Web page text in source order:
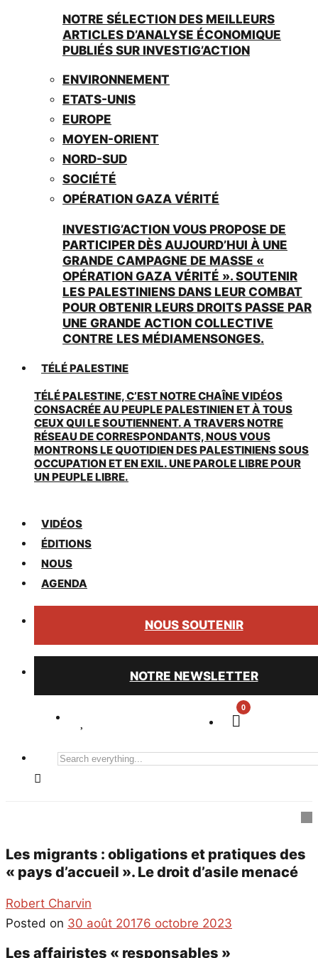
NOTRE SÉLECTION DES MEILLEURS
ARTICLES D’ANALYSE ÉCONOMIQUE
PUBLIÉS SUR INVESTIG’ACTION
ENVIRONNEMENT
ETATS-UNIS
EUROPE
MOYEN-ORIENT
NORD-SUD
SOCIÉTÉ
OPÉRATION GAZA VÉRITÉ
INVESTIG’ACTION VOUS PROPOSE DE
PARTICIPER DÈS AUJOURD’HUI À UNE
GRANDE CAMPAGNE DE MASSE «
OPÉRATION GAZA VÉRITÉ ». SOUTENIR
LES PALESTINIENS DANS LEUR COMBAT
POUR OBTENIR LEURS DROITS PASSE PAR
UNE GRANDE ACTION COLLECTIVE
CONTRE LES MÉDIAMENSONGES.
TÉLÉ PALESTINE
TÉLÉ PALESTINE, C’EST NOTRE CHAÎNE VIDÉOS
CONSACRÉE AU PEUPLE PALESTINIEN ET À TOUS
CEUX QUI LE SOUTIENNENT. A TRAVERS NOTRE
RÉSEAU DE CORRESPONDANTS, NOUS VOUS
MONTRONS LE QUOTIDIEN DES PALESTINIENS SOUS
OCCUPATION ET EN EXIL. UNE PAROLE LIBRE POUR
UN PEUPLE LIBRE.
VIDÉOS
ÉDITIONS
NOUS
AGENDA
NOUS SOUTENIR
NOTRE NEWSLETTER
0
Search
Les migrants : obligations et pratiques des
« pays d’accueil ». Le droit d’asile menacé
Robert Charvin
Posted on 30 août 20176 octobre 2023
Les affairistes « responsables »